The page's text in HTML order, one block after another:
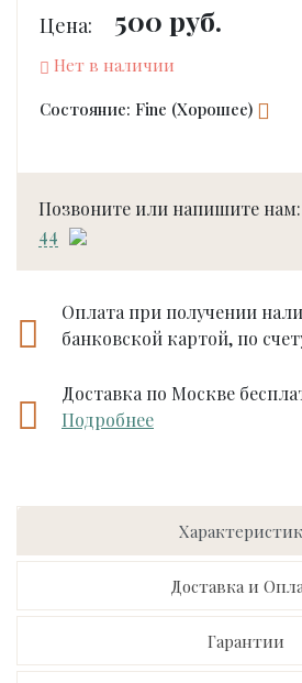
Цена: 500 руб.
Нет в наличии
Состояние: Fine (Хорошее)
Позвоните или напишите нам:
44
Оплата при получении
банковской картой, по
Доставка по Москве
Подробнее
Доставка и
Гарантии